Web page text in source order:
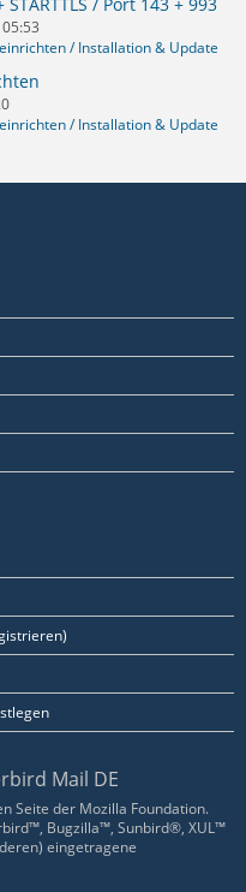
/ Installation & Update
/ Installation & Update
Mail DE
Seite der Mozilla Foundation.
Bugzilla™, Sunbird®, XUL™
eingetragene